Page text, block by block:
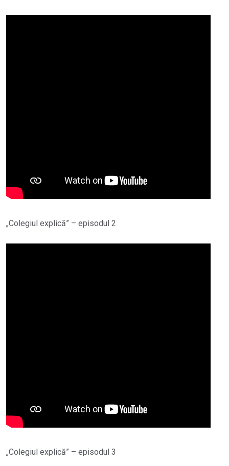
„Colegiul explică” – episodul 2
„Colegiul explică” – episodul 3